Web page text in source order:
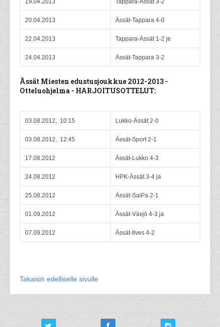
19.04.2013 Tappara-Ässät 3-2
20.04.2013 Ässät-Tappara 4-0
22.04.2013 Tappara-Ässät 1-2 je
24.04.2013 Ässät-Tappara 3-2
Ässät Miesten edustusjoukkue 2012-2013 -
Otteluohjelma - HARJOITUSOTTELUT:
03.08.2012, 10:15 Lukko-Ässät 2-0
03.08.2012, 12:45 Ässät-Sport 2-1
17.08.2012 Ässät-Lukko 4-3
24.08.2012 HPK-Ässät 3-4 ja
25.08.2012 Ässät-SaiPa 2-1
01.09.2012 Ässät-Växjö 4-3 ja
07.09.2012 Ässät-Ilves 4-2
Takaisin edelliselle sivulle